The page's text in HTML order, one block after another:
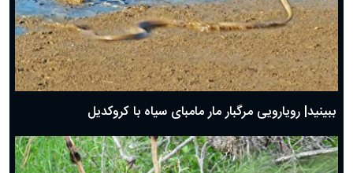
ببینید| رویارویی مرگبار مار مامبای سیاه با کروکدیل